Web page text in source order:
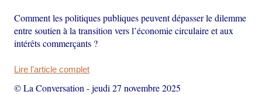
Comment les politiques publiques peuvent dépasser le dilemme
entre soutien à la transition vers l’économie circulaire et aux
intérêts commerçants ?
Lire l'article complet
© La Conversation -jeudi 27 novembre 2025